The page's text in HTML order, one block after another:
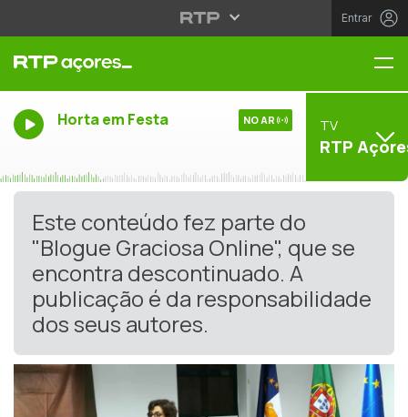
Entrar
Horta em Festa NO AR TV
RTP
Este conteúdo fez parte do
"Blogue Graciosa Online", que se
encontra descontinuado. A
publicação é da responsabilidade
dos seus autores.